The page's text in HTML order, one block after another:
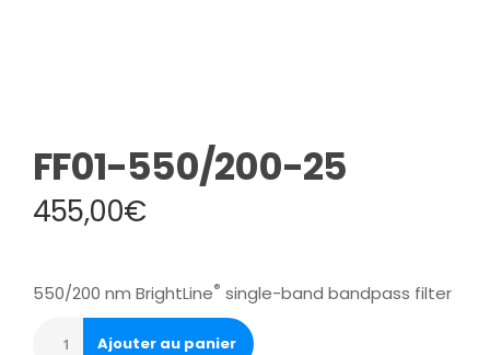
FF01-550/200-25
455,00€
550/200 nm BrightLine® single-band bandpass filter
Ajouter au panier